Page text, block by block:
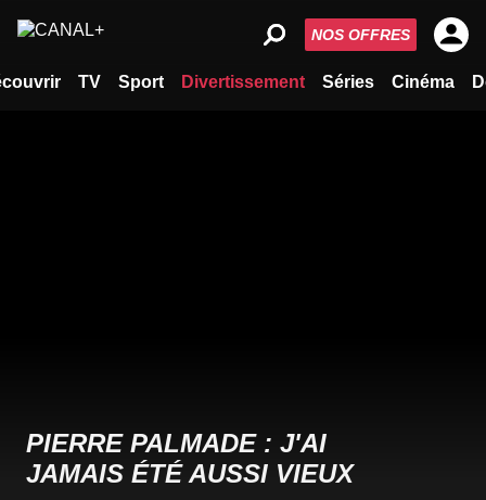
TV Sport Divertissement Séries Cinéma
NOS OFFRES
PIERRE PALMADE : J'AI
JAMAIS ÉTÉ AUSSI VIEUX